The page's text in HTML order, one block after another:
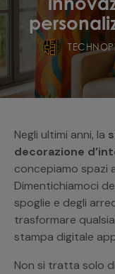
Negli ultimi anni, la
decorazione
concepiamo spazi
Dimentichiamoci
spoglie e degli
trasformare
stampa digitale
Non si tratta solo